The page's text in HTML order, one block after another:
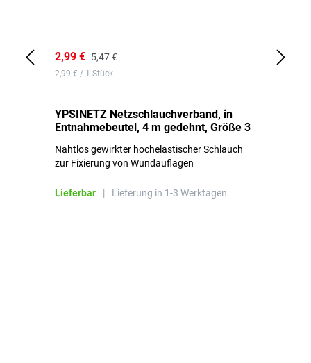
2,99 € 5,47 €
2,99 € / 1 Stück
YPSINETZ Netzschlauchverband, in
Entnahmebeutel, 4 m gedehnt, Größe 3
Nahtlos gewirkter hochelastischer Schlauch
zur Fixierung von Wundauflagen
Lieferbar | Lieferung in 1-3 Werktagen.